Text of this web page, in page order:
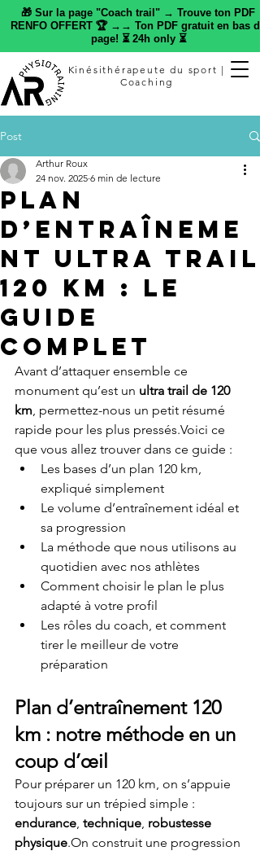
🎁 Sur la page "Coach trail" → Trouve ton PDF
RENFO OFFERT 🏆 →→ Ton PDF gratuit en bas de
page! ⏳ 24h only ⏳
Kinésithérapeute du sport |
Coaching
Post
Plan
d’entraîneme
nt Ultra Trail
120 km : Le
Guide
Complet
Arthur Roux
24 nov. 2025 6 min de lecture
Avant d’attaquer ensemble ce
monument qu’est un ultra trail de 120
km, permettez-nous un petit résumé
rapide pour les plus pressés.Voici ce
que vous allez trouver dans ce guide :
Les bases d’un plan 120 km,
expliqué simplement
Le volume d’entraînement idéal et
sa progression
La méthode que nous utilisons au
quotidien avec nos athlètes
Comment choisir le plan le plus
adapté à votre profil
Les rôles du coach, et comment
tirer le meilleur de votre
préparation
Plan d’entraînement 120
km : notre méthode en un
coup d’œil
Pour préparer un 120 km, on s’appuie
toujours sur un trépied simple :
endurance, technique, robustesse
physique.On construit une progression